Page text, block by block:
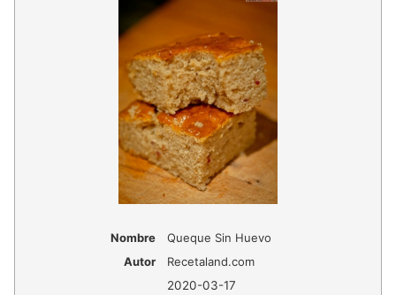
Nombre
Queque Sin Huevo
Autor
Recetaland.com
2020-03-17